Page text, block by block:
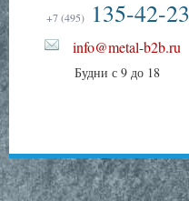
+7 (495) 135-42-23
info@metal-b2b.ru
Будни с 9 до 18